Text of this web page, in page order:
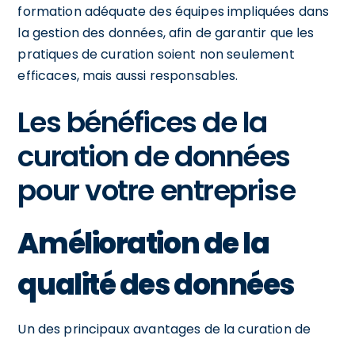
formation adéquate des équipes impliquées dans
la gestion des données, afin de garantir que les
pratiques de curation soient non seulement
efficaces, mais aussi responsables.
Les bénéfices de la
curation de données
pour votre entreprise
Amélioration de la
qualité des données
Un des principaux avantages de la curation de